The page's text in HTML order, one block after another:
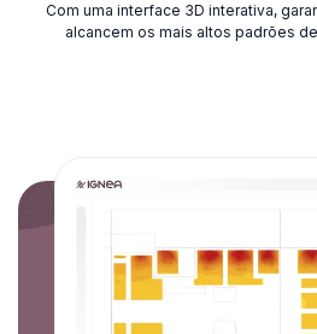
Com uma interface 3D interativa,
alcancem os mais altos padrões